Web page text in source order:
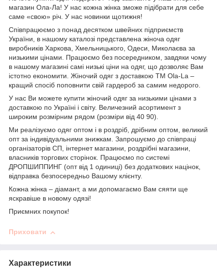
магазин Ола-Ла! У нас кожна жінка зможе підібрати для себе
саме «свою» річ. У нас новинки щотижня!
Співпрацюємо з понад десятком швейних підприємств
України, в нашому каталозі представлена жіноча одяг
виробників Харкова, Хмельницького, Одеси, Миколаєва за
низькими цінами. Працюємо без посередником, завдяки чому
в нашому магазині самі низькі ціни на одяг, що дозволяє Вам
істотно економити. Жіночий одяг з доставкою TM Ola-La –
кращий спосіб поповнити свій гардероб за самим недорого.
У нас Ви можете купити жіночий одяг за низькими цінами з
доставкою по Україні і світу. Величезний асортимент з
широким розмірним рядом (розміри від 40 90).
Ми реалізуємо одяг оптом і в роздріб, дрібним оптом, великий
опт за індивідуальними знижкам. Запрошуємо до співпраці
організаторів СП, інтернет магазини, роздрібні магазини,
власників торгових сторінок. Працюємо по системі
ДРОПШИППИНГ (опт від 1 одиниці) без додаткових націнок,
відправка безпосередньо Вашому клієнту.
Кожна жінка – діамант, а ми допомагаємо Вам сяяти ще
яскравіше в новому одязі!
Приємних покупок!
Приховати
Характеристики